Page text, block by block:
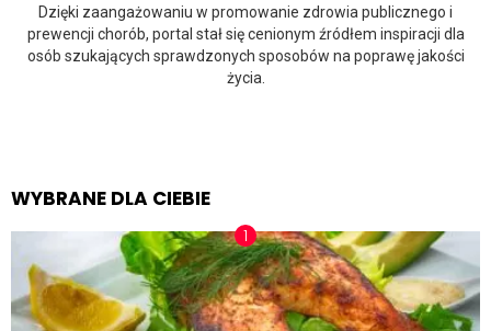
Dzięki zaangażowaniu w promowanie zdrowia publicznego i
prewencji chorób, portal stał się cenionym źródłem inspiracji dla
osób szukających sprawdzonych sposobów na poprawę jakości
życia.
WYBRANE DLA CIEBIE